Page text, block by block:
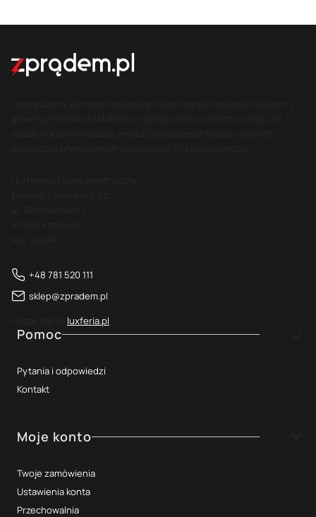
+48 781 520 111
sklep@zpradem.pl
luxferia.pl
Linki w stopce
Pomoc
Pytania i odpowiedzi
Kontakt
Moje konto
Twoje zamówienia
Ustawienia konta
Przechowalnia